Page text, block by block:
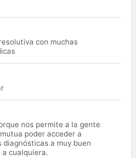
con muchas
nos permite a la gente
poder acceder a
diagnósticas a muy buen
cualquiera.